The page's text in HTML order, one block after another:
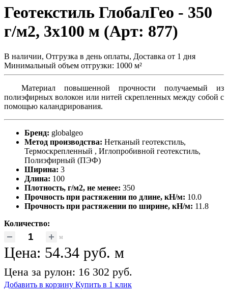
Геотекстиль ГлобалГео - 350
г/м2, 3x100 м (Арт: 877)
В наличии, Отгрузка в день оплаты, Доставка от 1 дня
Минимальный объем отгрузки: 1000 м²
Материал повышенной прочности получаемый из
полиэфирных волокон или нитей скрепленных между собой с
помощью каландрирования.
Бренд: globalgeo
Метод производства: Нетканый геотекстиль,
Термоскрепленный , Иглопробивной геотекстиль,
Полиэфирный (ПЭФ)
Ширина: 3
Длина: 100
Плотность, г/м2, не менее: 350
Прочность при растяжении по длине, кН/м: 10.0
Прочность при растяжении по ширине, кН/м: 11.8
Количество:
м
Цена: 54.34 руб. м
Цена за рулон: 16 302 руб.
Добавить в корзину Купить в 1 клик